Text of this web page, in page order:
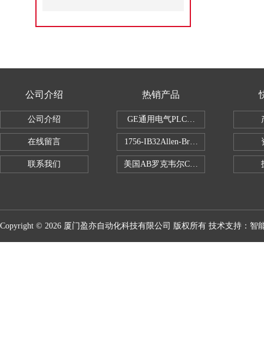
公司介绍
公司介绍
在线留言
联系我们
热销产品
GE通用电气PLC控制器
1756-IB32Allen-Bradley1756IB32数字
美国AB罗克韦尔CPU处理器
Copyright © 2026 厦门盈亦自动化科技有限公司 版权所有 技术支持： 智